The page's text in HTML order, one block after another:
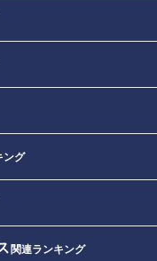
ング
関連ランキング